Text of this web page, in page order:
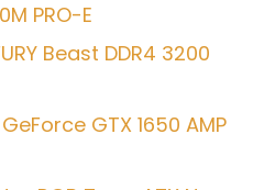
PRO-E
Beast DDR4 3200
GTX 1650 AMP